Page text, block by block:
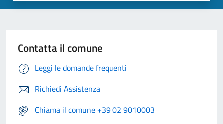
Contatta il comune
Leggi le domande frequenti
Richiedi Assistenza
Chiama il comune +39 02 9010003